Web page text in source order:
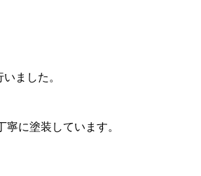
ました。
に塗装しています。